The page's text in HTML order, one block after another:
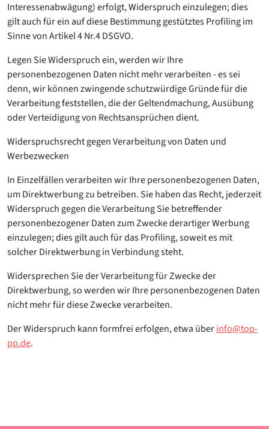
Interessenabwägung) erfolgt, Widerspruch einzulegen; dies
gilt auch für ein auf diese Bestimmung gestütztes Profiling im
Sinne von Artikel 4 Nr.4 DSGVO.
Legen Sie Widerspruch ein, werden wir Ihre
personenbezogenen Daten nicht mehr verarbeiten - es sei
denn, wir können zwingende schutzwürdige Gründe für die
Verarbeitung feststellen, die der Geltendmachung, Ausübung
oder Verteidigung von Rechtsansprüchen dient.
Widerspruchsrecht gegen Verarbeitung von Daten und
Werbezwecken
In Einzelfällen verarbeiten wir Ihre personenbezogenen Daten,
um Direktwerbung zu betreiben. Sie haben das Recht, jederzeit
Widerspruch gegen die Verarbeitung Sie betreffender
personenbezogener Daten zum Zwecke derartiger Werbung
einzulegen; dies gilt auch für das Profiling, soweit es mit
solcher Direktwerbung in Verbindung steht.
Widersprechen Sie der Verarbeitung für Zwecke der
Direktwerbung, so werden wir Ihre personenbezogenen Daten
nicht mehr für diese Zwecke verarbeiten.
Der Widerspruch kann formfrei erfolgen, etwa überinfo@top-
pp.de.